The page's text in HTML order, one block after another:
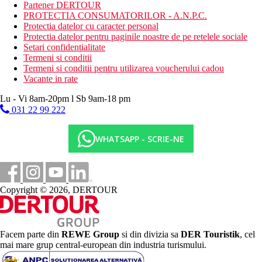
Seri regulate de divertisment cu programe de dans si animatie.
Mese
Demipensiune
Mic dejun si cina tip bufet
All Inclusive
Mic dejun tip bufet (07:15–10:00)
Cina tip bufet (19:00-21:30)
Bauturi racoritoare in timpul zilei
Bauturi nealcoolice si alcoolice de productie locala (10:00
a.m. - miezul noptii)
Cafea de dupa-amiaza, ceai, prajituri (15:00–18:30)
Program Ultra All inclusive:
Utilizarea restaurantelor a la carte (13:00-22:00)
O oferta extinsa de bauturi alcoolice de productie
Partener DERTOUR
PROTECTIA CONSUMATORILOR - A.N.P.C.
Protectia datelor cu caracter personal
Protectia datelor pentru paginile noastre de pe retelele sociale
Setari confidentialitate
Termeni si conditii
Termeni si conditii pentru utilizarea voucherului cadou
Vacante in rate
Lu - Vi 8am-20pm l Sb 9am-18 pm
031 22 99 222
WHATSAPP - SCRIE-NE
Copyright © 2026, DERTOUR
Facem parte din REWE Group si din divizia sa DER Touristik, cel
mai mare grup central-european din industria turismului.